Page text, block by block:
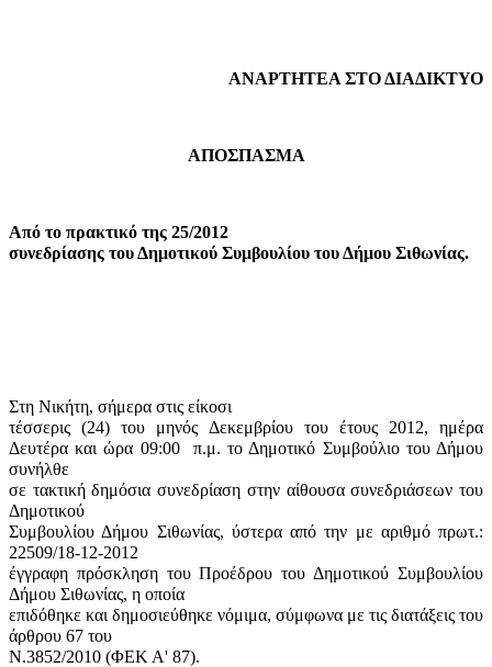
ΑΝΑΡΤΗΤΕΑ ΣΤΟ ΔΙΑΔΙΚΤΥΟ
ΑΠΟΣΠΑΣΜΑ
Από το πρακτικό της 25/2012
συνεδρίασης του Δημοτικού Συμβουλίου του Δήμου Σιθωνίας.
Στη Νικήτη, σήμερα στις είκοσι
τέσσερις (24) του μηνός Δεκεμβρίου του έτους 2012, ημέρα
Δευτέρα και ώρα 09:00
π.μ. το Δημοτικό Συμβούλιο του Δήμου
συνήλθε
σε τακτική δημόσια συνεδρίαση στην αίθουσα συνεδριάσεων του
Δημοτικού
Συμβουλίου Δήμου Σιθωνίας, ύστερα από την με αριθμό πρωτ.:
22509/18-12-2012
έγγραφη πρόσκληση του Προέδρου του Δημοτικού Συμβουλίου
Δήμου Σιθωνίας, η οποία
επιδόθηκε και δημοσιεύθηκε νόμιμα, σύμφωνα με τις διατάξεις του
άρθρου 67 του
Ν.3852/2010 (ΦΕΚ Α' 87).